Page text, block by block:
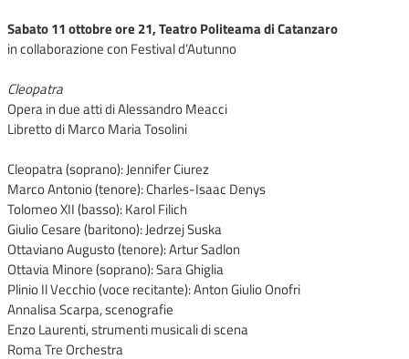
Sabato 11 ottobre ore 21, Teatro Politeama di Catanzaro
in collaborazione con Festival d’Autunno
Cleopatra
Opera in due atti di Alessandro Meacci
Libretto di Marco Maria Tosolini
Cleopatra (soprano): Jennifer Ciurez
Marco Antonio (tenore): Charles-Isaac Denys
Tolomeo XII (basso): Karol Filich
Giulio Cesare (baritono): Jedrzej Suska
Ottaviano Augusto (tenore): Artur Sadlon
Ottavia Minore (soprano): Sara Ghiglia
Plinio Il Vecchio (voce recitante): Anton Giulio Onofri
Annalisa Scarpa, scenografie
Enzo Laurenti, strumenti musicali di scena
Roma Tre Orchestra